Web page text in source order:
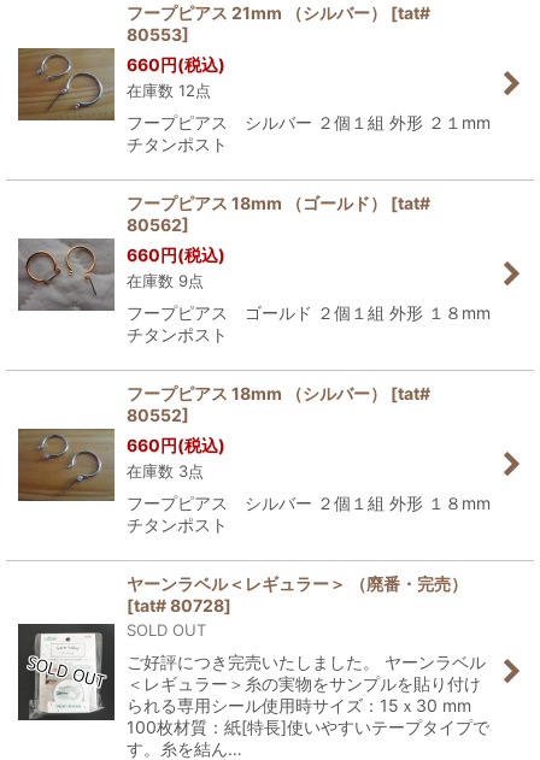
フープピアス 21mm （シルバー） [tat#
80553]
660円(税込)
在庫数 12点
フープピアス シルバー ２個１組 外形 ２１mm
チタンポスト
フープピアス 18mm （ゴールド） [tat#
80562]
660円(税込)
在庫数 9点
フープピアス ゴールド ２個１組 外形 １８mm
チタンポスト
フープピアス 18mm （シルバー） [tat#
80552]
660円(税込)
在庫数 3点
フープピアス シルバー ２個１組 外形 １８mm
チタンポスト
ヤーンラベル＜レギュラー＞ （廃番・完売）
[tat# 80728]
SOLD OUT
ご好評につき完売いたしました。 ヤーンラベル
＜レギュラー＞糸の実物をサンプルを貼り付け
られる専用シール使用時サイズ：15ｘ30 mm
100枚材質：紙[特長]使いやすいテープタイプで
す。糸を結ん…